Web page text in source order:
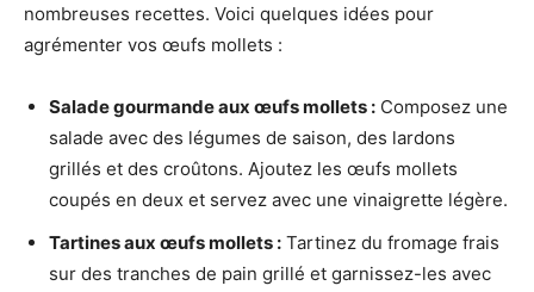
nombreuses recettes. Voici quelques idées pour
agrémenter vos œufs mollets :
Salade gourmande aux œufs mollets : Composez une
salade avec des légumes de saison, des lardons
grillés et des croûtons. Ajoutez les œufs mollets
coupés en deux et servez avec une vinaigrette légère.
Tartines aux œufs mollets : Tartinez du fromage frais
sur des tranches de pain grillé et garnissez-les avec